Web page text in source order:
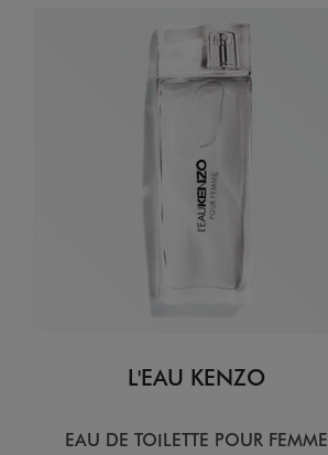
L'EAU KENZO
EAU DE TOILETTE POUR FEMME